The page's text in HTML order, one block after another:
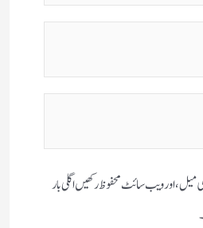
میل، اور ویب سائٹ محفوظ رکھیں اگلی بار